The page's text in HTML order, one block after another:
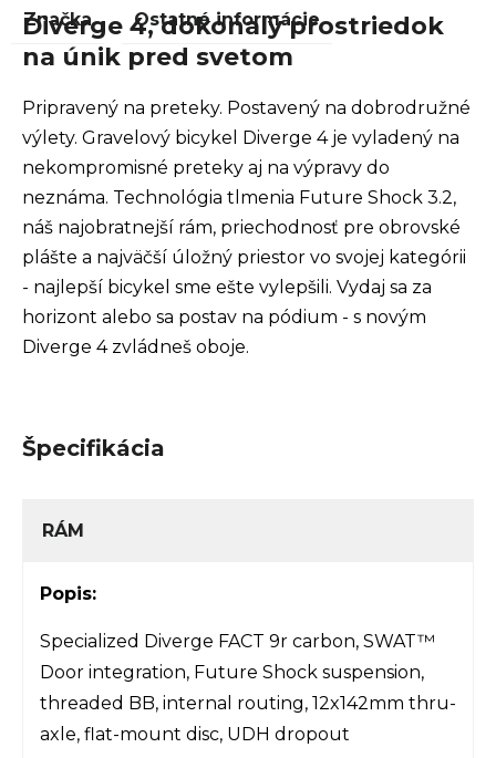
Značka Ostatné informácie
Diverge 4, dokonalý prostriedok
na únik pred svetom
Pripravený na preteky. Postavený na dobrodružné
výlety. Gravelový bicykel Diverge 4 je vyladený na
nekompromisné preteky aj na výpravy do
neznáma. Technológia tlmenia Future Shock 3.2,
náš najobratnejší rám, priechodnosť pre obrovské
plášte a najväčší úložný priestor vo svojej kategórii
- najlepší bicykel sme ešte vylepšili. Vydaj sa za
horizont alebo sa postav na pódium - s novým
Diverge 4 zvládneš oboje.
Špecifikácia
RÁM
Popis:
Specialized Diverge FACT 9r carbon, SWAT™
Door integration, Future Shock suspension,
threaded BB, internal routing, 12x142mm thru-
axle, flat-mount disc, UDH dropout